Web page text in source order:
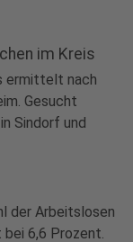
im Kreis
ermittelt nach
Gesucht
Sindorf und
der Arbeitslosen
6,6 Prozent.